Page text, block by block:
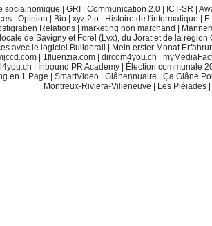
socialnomique GRI Communication 2.0 ICT-SR
Opinion Bio xyz 2.o Histoire de l'informatique
Relations marketing non marchand
de Savigny et Forel (Lvx), du Jorat et de la région
avec le logiciel Builderall
Mein erster Monat
1fluenzia.com dircom4you.ch
Inbound PR Academy Élection communale
en 1 Page
SmartVideo Glânennuaire Ça Glâne
Montreux-Riviera-Villeneuve
Les Pléiades